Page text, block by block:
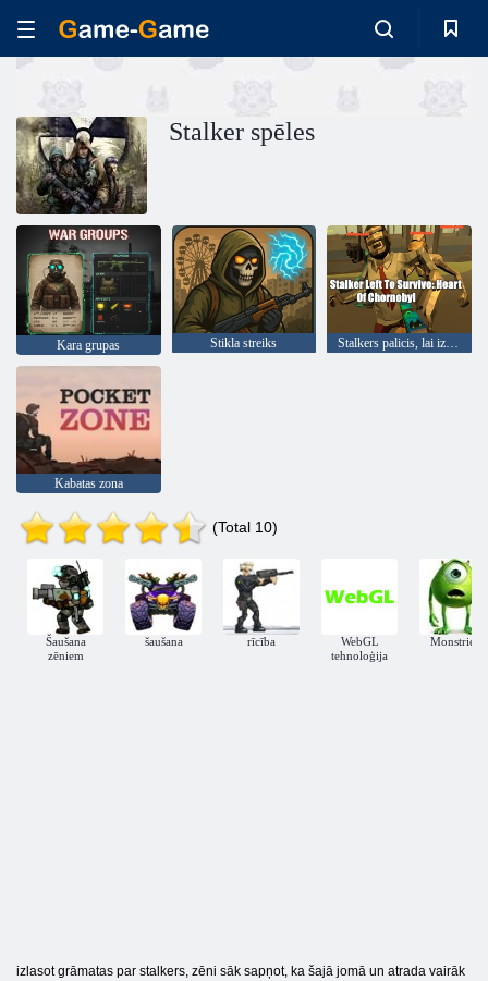
Stalker spēles
Kara grupas Stikla streiks Stalkers palicis, lai izdzīvotu: Černobilas sirds
Kabatas zona
(Total 10)
Šaušana
zēniem
šaušana rīcība
WebGL
tehnoloģija
Monstriem
izlasot grāmatas par stalkers, zēni sāk sapņot, ka šajā jomā un atrada vairāk